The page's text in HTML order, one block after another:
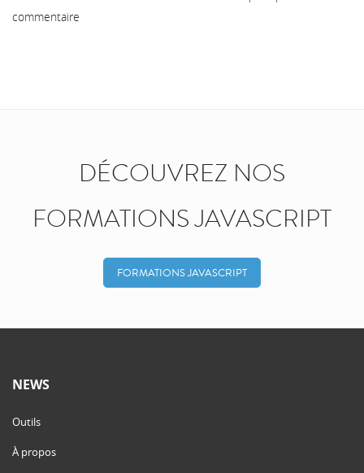
commentaire
DÉCOUVREZ NOS
FORMATIONS JAVASCRIPT
FORMATIONS JAVASCRIPT
NEWS
Outils
À propos